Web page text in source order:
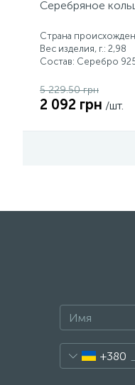
Серебряное
Страна
Вес изделия, г.: 2,98
Состав: Серебро
5 229.50 грн
2 092 грн /шт.
+380